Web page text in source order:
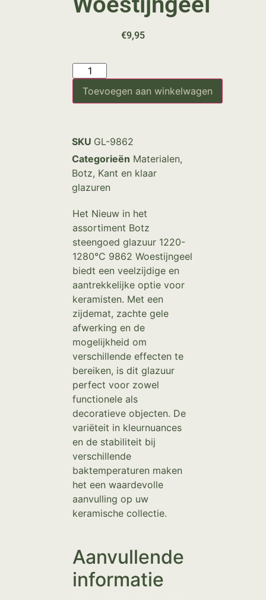
€9,95
Toevoegen aan winkelwagen
SKU GL-9862
Categorieën Materialen,
Botz, Kant en klaar
glazuren
Het Nieuw in het
assortiment Botz
steengoed glazuur 1220-
1280°C 9862 Woestijngeel
biedt een veelzijdige en
aantrekkelijke optie voor
keramisten. Met een
zijdemat, zachte gele
afwerking en de
mogelijkheid om
verschillende effecten te
bereiken, is dit glazuur
perfect voor zowel
functionele als
decoratieve objecten. De
variëteit in kleurnuances
en de stabiliteit bij
verschillende
baktemperaturen maken
het een waardevolle
aanvulling op uw
keramische collectie.
Aanvullende
informatie